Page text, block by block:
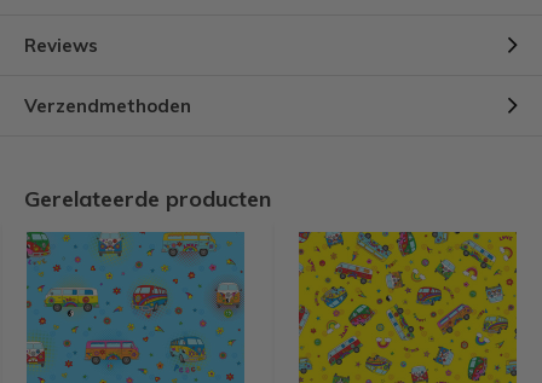
Reviews
Verzendmethoden
Gerelateerde producten